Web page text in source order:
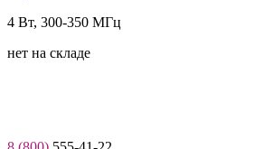
4 Вт, 300-350 МГц
нет на складе